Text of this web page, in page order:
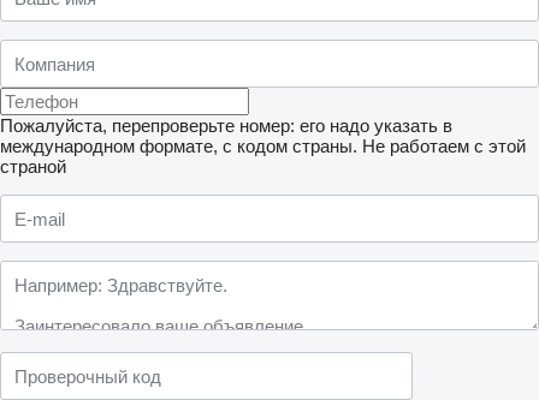
Пожалуйста, перепроверьте номер: его надо указать в
международном формате, с кодом страны. Не работаем с этой
страной